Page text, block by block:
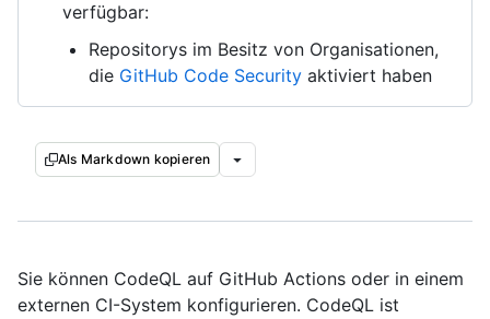
verfügbar:
Repositorys im Besitz von Organisationen,
die GitHub Code Security aktiviert haben
Als Markdown kopieren
Sie können CodeQL auf GitHub Actions oder in einem
externen CI-System konfigurieren. CodeQL ist